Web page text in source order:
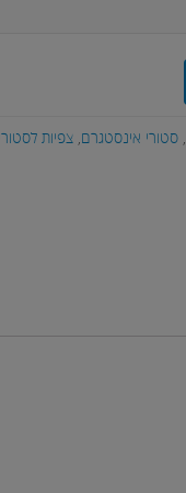
,סטורי אינסטגרם,צפיות לסטורי